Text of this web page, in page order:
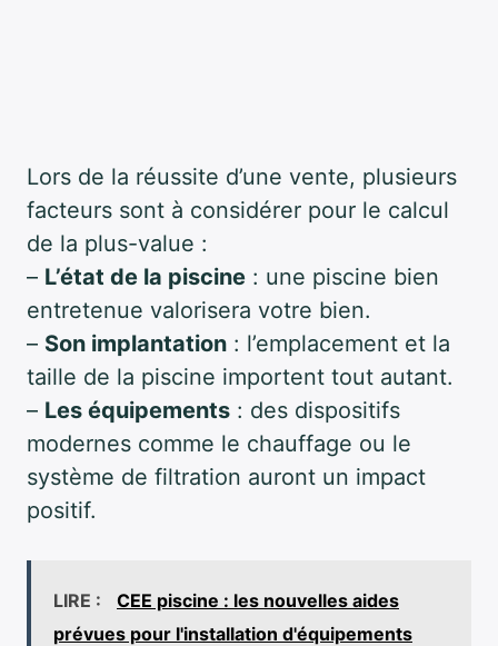
Lors de la réussite d’une vente, plusieurs
facteurs sont à considérer pour le calcul
de la plus-value :
– L’état de la piscine : une piscine bien
entretenue valorisera votre bien.
– Son implantation : l’emplacement et la
taille de la piscine importent tout autant.
– Les équipements : des dispositifs
modernes comme le chauffage ou le
système de filtration auront un impact
positif.
LIRE :
CEE piscine : les nouvelles aides
prévues pour l'installation d'équipements